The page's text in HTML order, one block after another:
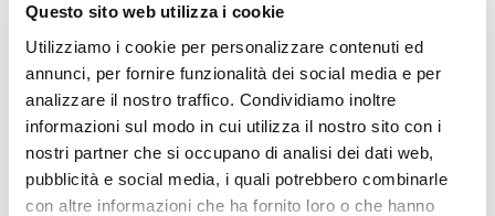
Questo sito web utilizza i cookie
Utilizziamo i cookie per personalizzare contenuti ed
annunci, per fornire funzionalità dei social media e per
analizzare il nostro traffico. Condividiamo inoltre
informazioni sul modo in cui utilizza il nostro sito con i
nostri partner che si occupano di analisi dei dati web,
pubblicità e social media, i quali potrebbero combinarle
con altre informazioni che ha fornito loro o che hanno
CODICE:NUV_T
Sanitari AZZURRA con vaso
scarico traslato con sedile e
€ 460,00
CODICE:PVT-BI1
Tergivetro in acciaio inox
cromo con ganci a muro e
€ 10,50